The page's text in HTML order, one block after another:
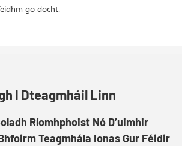
go docht.
I Dteagmháil Linn
Ríomhphoist Nó D’uimhir
Teagmhála Ionas Gur Féidir